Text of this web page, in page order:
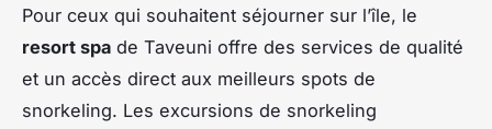
Pour ceux qui souhaitent séjourner sur l’île, le
resort spa de Taveuni offre des services de qualité
et un accès direct aux meilleurs spots de
snorkeling. Les excursions de snorkeling